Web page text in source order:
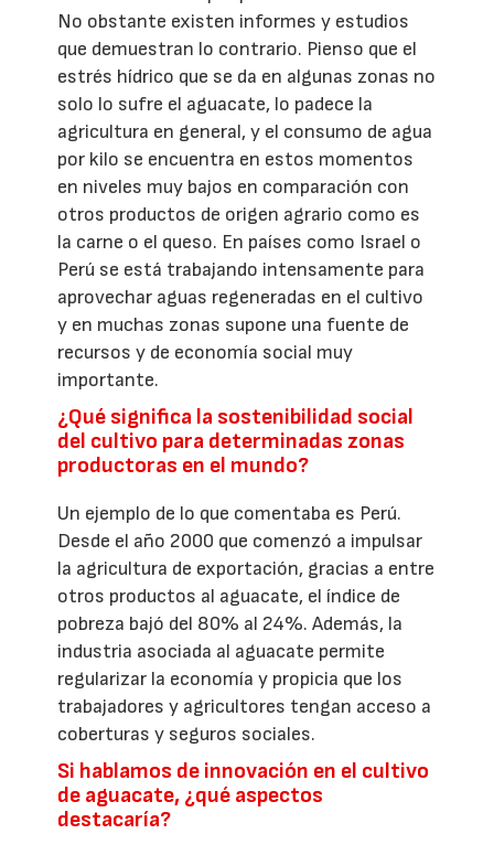
No obstante existen informes y estudios
que demuestran lo contrario. Pienso que el
estrés hídrico que se da en algunas zonas no
solo lo sufre el aguacate, lo padece la
agricultura en general, y el consumo de agua
por kilo se encuentra en estos momentos
en niveles muy bajos en comparación con
otros productos de origen agrario como es
la carne o el queso. En países como Israel o
Perú se está trabajando intensamente para
aprovechar aguas regeneradas en el cultivo
y en muchas zonas supone una fuente de
recursos y de economía social muy
importante.
¿Qué significa la sostenibilidad social
del cultivo para determinadas zonas
productoras en el mundo?
Un ejemplo de lo que comentaba es Perú.
Desde el año 2000 que comenzó a impulsar
la agricultura de exportación, gracias a entre
otros productos al aguacate, el índice de
pobreza bajó del 80% al 24%. Además, la
industria asociada al aguacate permite
regularizar la economía y propicia que los
trabajadores y agricultores tengan acceso a
coberturas y seguros sociales.
Si hablamos de innovación en el cultivo
de aguacate, ¿qué aspectos
destacaría?